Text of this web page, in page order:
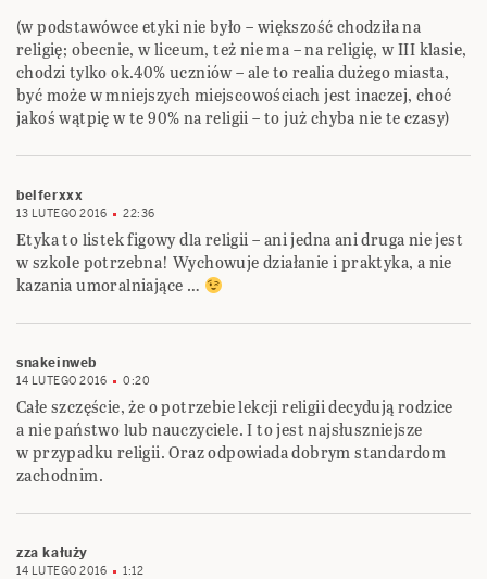
(w podstawówce etyki nie było – większość chodziła na
religię; obecnie, w liceum, też nie ma – na religię, w III klasie,
chodzi tylko ok.40% uczniów – ale to realia dużego miasta,
być może w mniejszych miejscowościach jest inaczej, choć
jakoś wątpię w te 90% na religii – to już chyba nie te czasy)
belferxxx
13 LUTEGO 2016 22:36
Etyka to listek figowy dla religii – ani jedna ani druga nie jest
w szkole potrzebna! Wychowuje działanie i praktyka, a nie
kazania umoralniające …
snakeinweb
14 LUTEGO 2016 0:20
Całe szczęście, że o potrzebie lekcji religii decydują rodzice
a nie państwo lub nauczyciele. I to jest najsłuszniejsze
w przypadku religii. Oraz odpowiada dobrym standardom
zachodnim.
zza kałuży
14 LUTEGO 2016 1:12